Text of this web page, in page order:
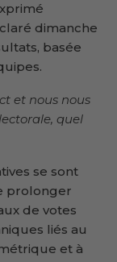
dimanche
basée
et nous nous
quel
se sont
prolonger
de votes
liés au
et à